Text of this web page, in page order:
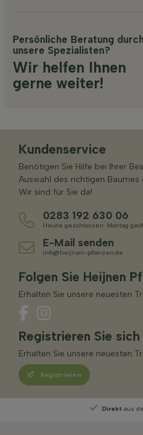
Persönliche Beratung
unsere Spezialisten?
Wir helfen Ihnen
gerne weiter!
Kundenservice
Benötigen Sie Hilfe bei Ihrer
Auswahl des richtigen
Wir sind für Sie da!
0283 192 630 06
Heute geschlossen. Montag
E-Mail senden
info@heijnen-pflanzen.de
Folgen Sie Heijnen
Erhalten Sie unsere neuesten
Registrieren Sie
Erhalten Sie unsere neuesten
Registrieren
Direkt aus